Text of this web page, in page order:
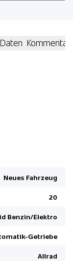
Kommentar
Neues Fahrzeug
20
Benzin/Elektro
Getriebe
Allrad